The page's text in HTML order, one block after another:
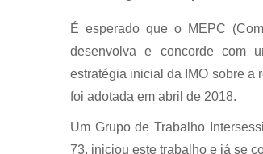
É esperado que o MEPC
desenvolva e concorde com
estratégia inicial da IMO sobre a
foi adotada em abril de 2018.
Um Grupo de Trabalho
73, iniciou este trabalho e já se